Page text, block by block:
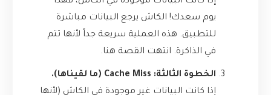
يوم سعدك! الكاش يرجع البيانات مباشرة
للتطبيق. هذه العملية سريعة جداً لأنها تتم
في الذاكرة. انتهت القصة هنا.
الخطوة الثالثة: Cache Miss (ما لقيناها).
إذا كانت البيانات غير موجودة في الكاش (لأنها